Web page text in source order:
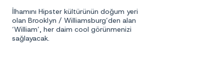
İlhamını Hipster kültürünün doğum yeri
olan Brooklyn / Williamsburg’den alan
‘William’, her daim cool görünmenizi
sağlayacak.